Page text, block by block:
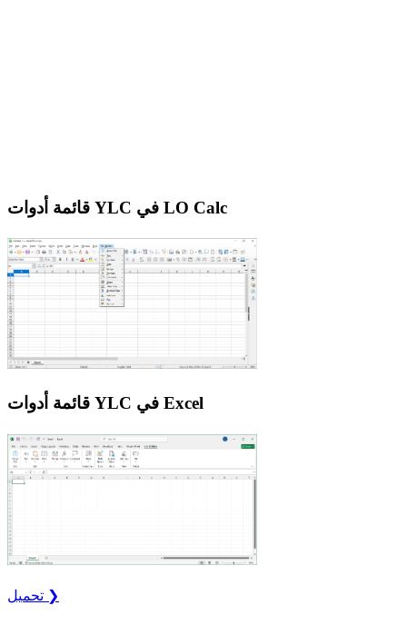
قائمة أدوات YLC في LO Calc
قائمة أدوات YLC في Excel
تحميل ❯